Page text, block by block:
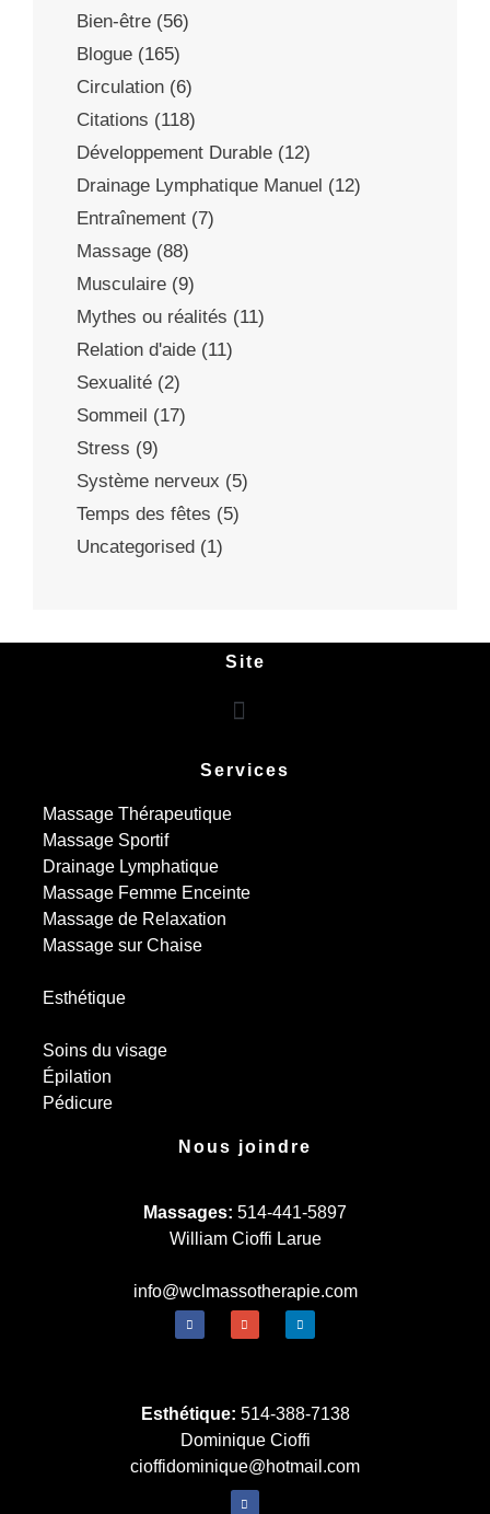
Bien-être (56)
Blogue (165)
Circulation (6)
Citations (118)
Développement Durable (12)
Drainage Lymphatique Manuel (12)
Entraînement (7)
Massage (88)
Musculaire (9)
Mythes ou réalités (11)
Relation d'aide (11)
Sexualité (2)
Sommeil (17)
Stress (9)
Système nerveux (5)
Temps des fêtes (5)
Uncategorised (1)
Site
Services
Massage Thérapeutique
Massage Sportif
Drainage Lymphatique
Massage Femme Enceinte
Massage de Relaxation
Massage sur Chaise
Esthétique
Soins du visage
Épilation
Pédicure
Nous joindre
Massages: 514-441-5897
William Cioffi Larue
info@wclmassotherapie.com
Esthétique: 514-388-7138
Dominique Cioffi
cioffidominique@hotmail.com